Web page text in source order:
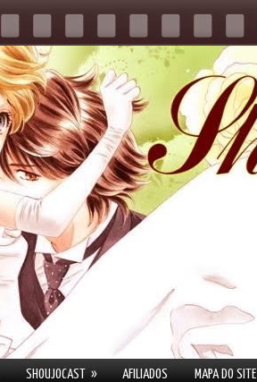
SHOUJOCAST » AFILIADOS MAPA DO SITE